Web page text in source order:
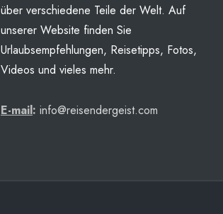
über verschiedene Teile der Welt. Auf
unserer Website finden Sie
Urlaubsempfehlungen, Reisetipps, Fotos,
Videos und vieles mehr.
E-mail: info@reisendergeist.com